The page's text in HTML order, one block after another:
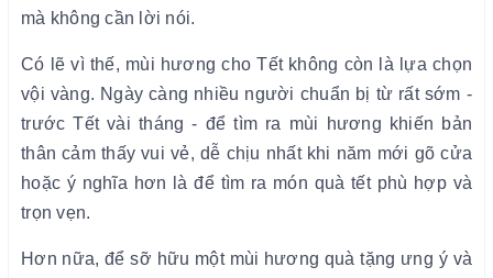
mà không cần lời nói.
Có lẽ vì thế, mùi hương cho Tết không còn là lựa chọn
vội vàng. Ngày càng nhiều người chuẩn bị từ rất sớm -
trước Tết vài tháng - để tìm ra mùi hương khiến bản
thân cảm thấy vui vẻ, dễ chịu nhất khi năm mới gõ cửa
hoặc ý nghĩa hơn là để tìm ra món quà tết phù hợp và
trọn vẹn.
Hơn nữa, để sỡ hữu một mùi hương quà tặng ưng ý và